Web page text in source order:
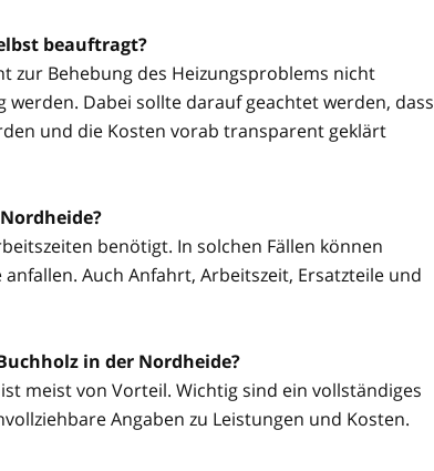
beauftragt?
zur Behebung des Heizungsproblems nicht
Dabei sollte darauf geachtet werden, dass
und die Kosten vorab transparent geklärt
benötigt. In solchen Fällen können
Auch Anfahrt, Arbeitszeit, Ersatzteile und
in der Nordheide?
meist von Vorteil. Wichtig sind ein vollständiges
Angaben zu Leistungen und Kosten.